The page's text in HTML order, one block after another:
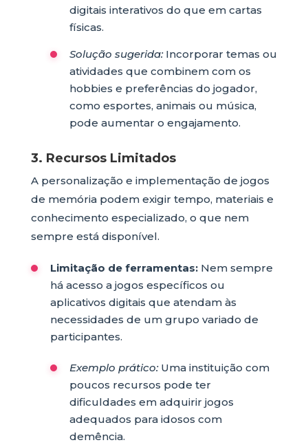
digitais interativos do que em cartas
físicas.
Solução sugerida:Incorporar temas ou
atividades que combinem com os
hobbies e preferências do jogador,
como esportes, animais ou música,
pode aumentar o engajamento.
3. Recursos Limitados
A personalização e implementação de jogos
de memória podem exigir tempo, materiais e
conhecimento especializado, o que nem
sempre está disponível.
Limitação de ferramentas:Nem sempre
há acesso a jogos específicos ou
aplicativos digitais que atendam às
necessidades de um grupo variado de
participantes.
Exemplo prático:Uma instituição com
poucos recursos pode ter
dificuldades em adquirir jogos
adequados para idosos com
demência.